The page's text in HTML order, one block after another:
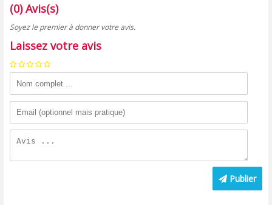
(0) Avis(s)
Soyez le premier à donner votre avis.
Laissez votre avis
Publier